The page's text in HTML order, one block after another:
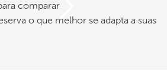
comparar
o que melhor se adapta a suas